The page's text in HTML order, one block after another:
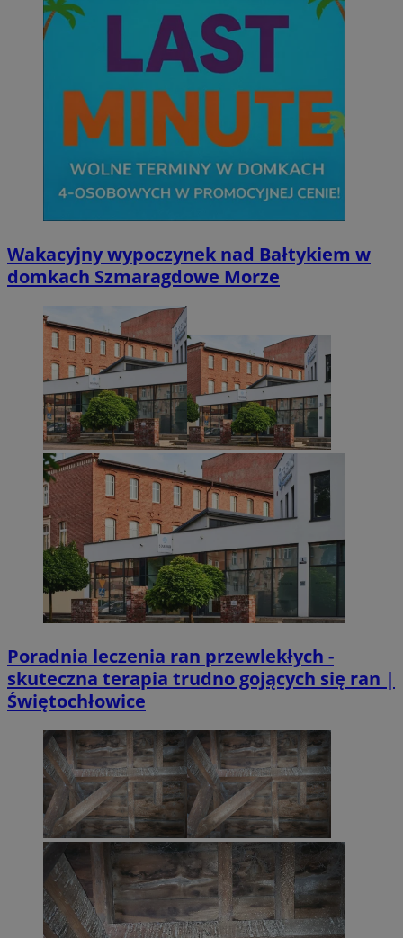
Wakacyjny wypoczynek nad Bałtykiem w
domkach Szmaragdowe Morze
Poradnia leczenia ran przewlekłych -
skuteczna terapia trudno gojących się ran |
Świętochłowice